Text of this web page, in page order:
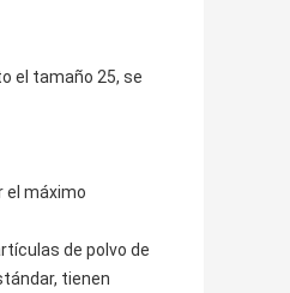
el tamaño 25, se
el máximo
de polvo de
tienen